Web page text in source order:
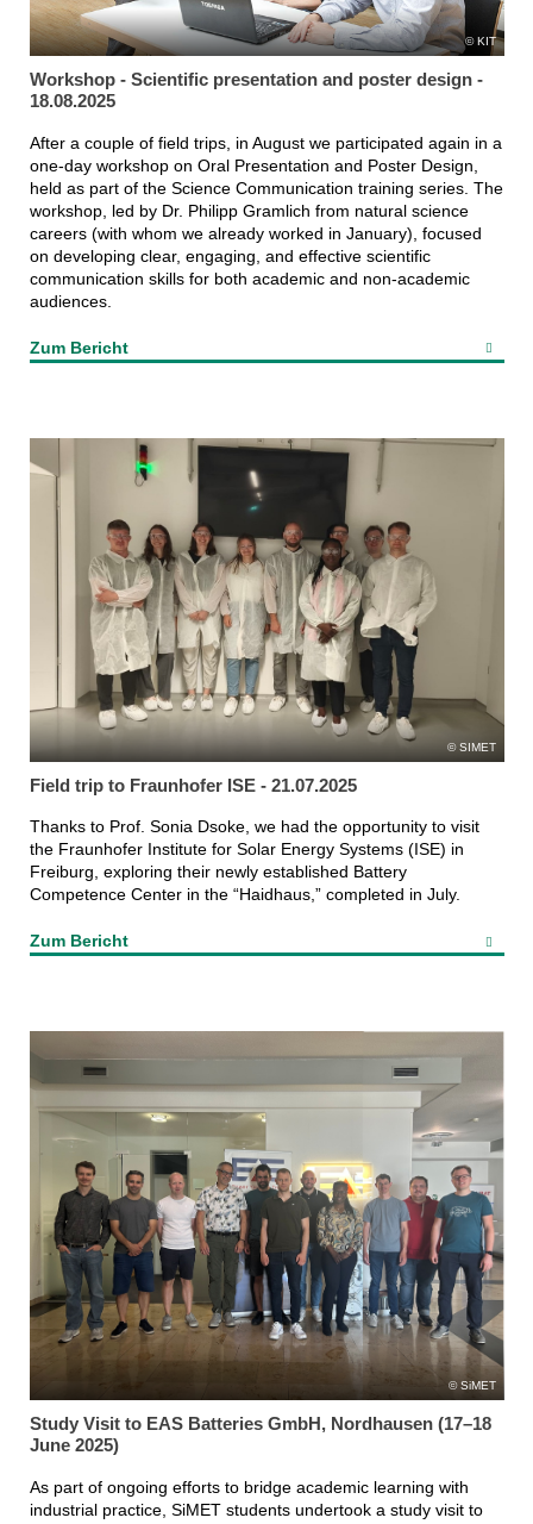
KIT
Workshop - Scientific presentation and poster design -
18.08.2025
After a couple of field trips, in August we participated again in a
one-day workshop on Oral Presentation and Poster Design,
held as part of the Science Communication training series. The
workshop, led by Dr. Philipp Gramlich from natural science
careers (with whom we already worked in January), focused
on developing clear, engaging, and effective scientific
communication skills for both academic and non-academic
audiences.
Zum Bericht
SIMET
Field trip to Fraunhofer ISE - 21.07.2025
Thanks to Prof. Sonia Dsoke, we had the opportunity to visit
the Fraunhofer Institute for Solar Energy Systems (ISE) in
Freiburg, exploring their newly established Battery
Competence Center in the “Haidhaus,” completed in July.
Zum Bericht
SiMET
Study Visit to EAS Batteries GmbH, Nordhausen (17–18
June 2025)
As part of ongoing efforts to bridge academic learning with
industrial practice, SiMET students undertook a study visit to